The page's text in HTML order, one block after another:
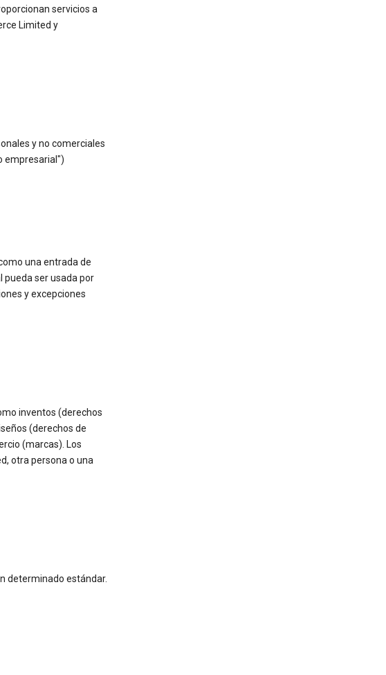
servicios a
Limited y
y no comerciales
empresarial")
una entrada de
pueda ser usada por
y excepciones
inventos (derechos
(derechos de
(marcas). Los
otra persona o una
determinado estándar.